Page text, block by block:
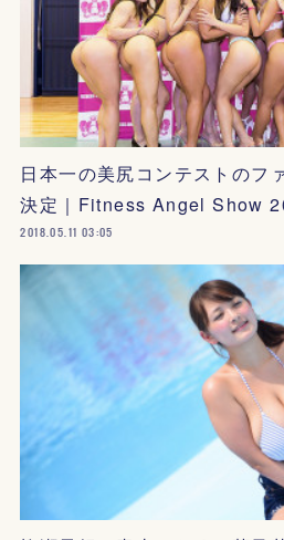
日本一の美尻コンテストのフ
決定｜Fitness Angel Show
2018.05.11 03:05